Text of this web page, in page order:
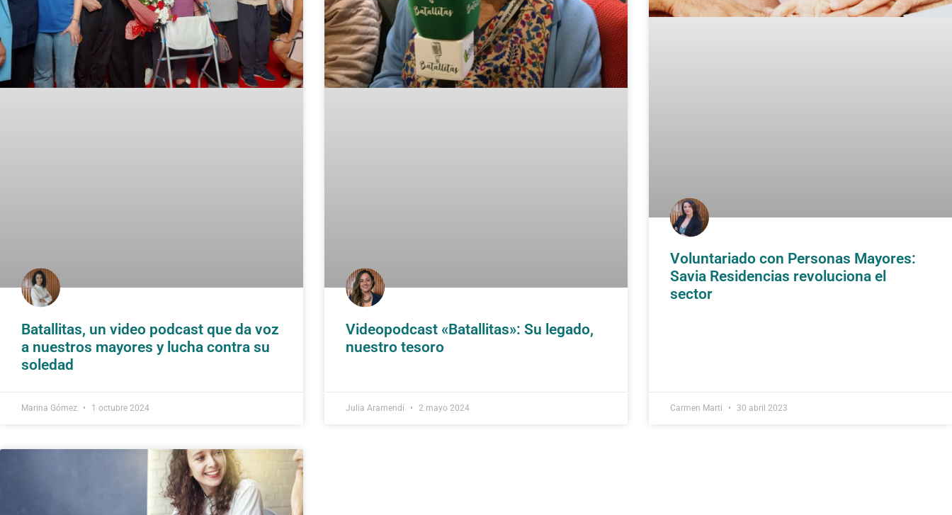
Batallitas, un video podcast que da voz
a nuestros mayores y lucha contra su
soledad
Marina Gómez 1 octubre 2024
Videopodcast «Batallitas»: Su legado,
nuestro tesoro
Julia Aramendi 2 mayo 2024
Voluntariado con Personas Mayores:
Savia Residencias revoluciona el
sector
Carmen Marti 30 abril 2023